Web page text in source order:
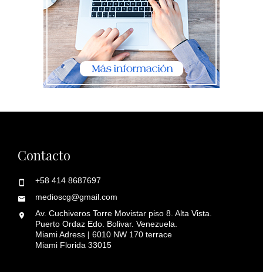
Contacto
+58 414 8687697
medioscg@gmail.com
Av. Cuchiveros Torre Movistar piso 8. Alta Vista.
Puerto Ordaz Edo. Bolivar. Venezuela.
Miami Adress | 6010 NW 170 terrace
Miami Florida 33015